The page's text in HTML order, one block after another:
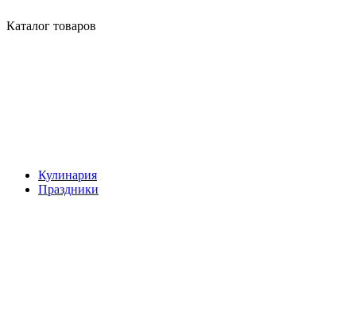
Каталог товаров
Кулинария
Праздники